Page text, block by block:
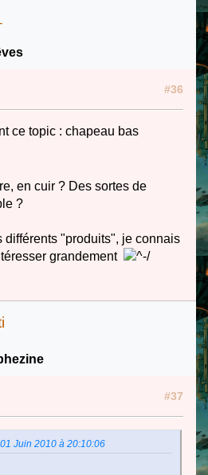
#36
ce topic : chapeau bas
en cuir ? Des sortes de
?
différents "produits", je connais
grandement
#37
Juin 2010 à 20:10:06